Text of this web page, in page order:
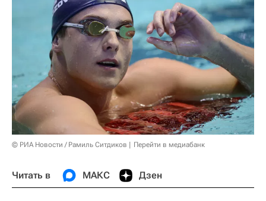
© РИА Новости / Рамиль Ситдиков Перейти в медиабанк
Читать в МАКС Дзен